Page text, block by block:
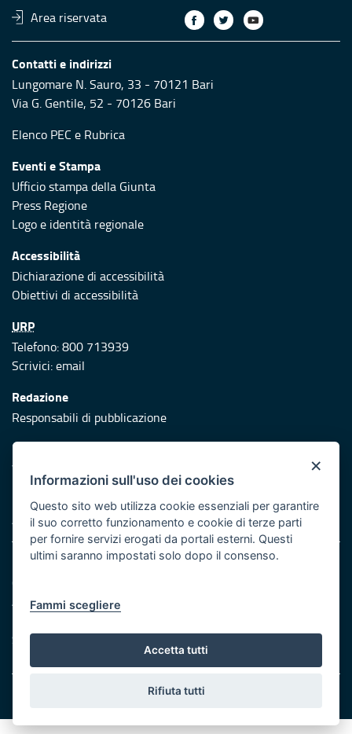
Area riservata
Contatti e indirizzi
Lungomare N. Sauro, 33 - 70121 Bari
Via G. Gentile, 52 - 70126 Bari
Elenco PEC e Rubrica
Eventi e Stampa
Ufficio stampa della Giunta
Press Regione
Logo e identità regionale
Accessibilità
Dichiarazione di accessibilità
Obiettivi di accessibilità
URP
Telefono: 800 713939
Scrivici:email
Redazione
Responsabili di pubblicazione
Protezione civile
Vai al sito di Protezione Civile Puglia
Iniziativa finanziata con risorse del POR Puglia 2014/2020 -
Asse XI
Note legali
Cookie e privacy
Atti di notifica
Servizi Intranet
© Regione Puglia
×
Informazioni sull'uso dei cookies
Questo sito web utilizza cookie essenziali per garantire
il suo corretto funzionamento e cookie di terze parti
per fornire servizi erogati da portali esterni. Questi
ultimi saranno impostati solo dopo il consenso.
Fammi scegliere
Accetta tutti
Rifiuta tutti